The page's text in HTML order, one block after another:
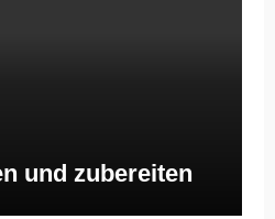
und zubereiten